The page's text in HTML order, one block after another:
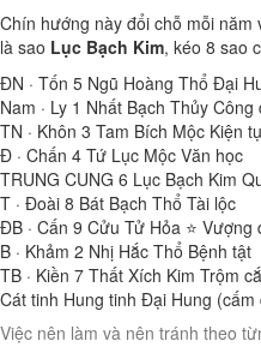
Chín hướng này đổi chỗ mỗi
là sao Lục Bạch Kim, kéo 8 sao
ĐN · Tốn 5 Ngũ Hoàng Thổ Đại
Nam · Ly 1 Nhất Bạch Thủy Công
TN · Khôn 3 Tam Bích Mộc Kiện
Đ · Chấn 4 Tứ Lục Mộc Văn học
TRUNG CUNG 6 Lục Bạch Kim
T · Đoài 8 Bát Bạch Thổ Tài lộc
ĐB · Cấn 9 Cửu Tử Hỏa ⭐ Vượng
B · Khảm 2 Nhị Hắc Thổ Bệnh tật
TB · Kiền 7 Thất Xích Kim Trộm
Cát tinh Hung tinh Đại Hung (cấm
Việc nên làm và nên tránh theo